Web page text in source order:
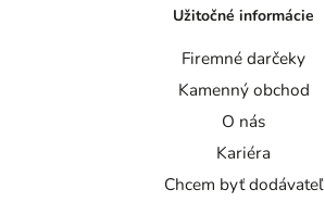
Užitočné informácie
Firemné darčeky
Kamenný obchod
O nás
Kariéra
Chcem byť dodávateľ